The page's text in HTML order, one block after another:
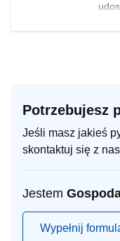
Potrzebujesz
Jeśli masz jakieś
skontaktuj się z
Jestem
Wypełnij